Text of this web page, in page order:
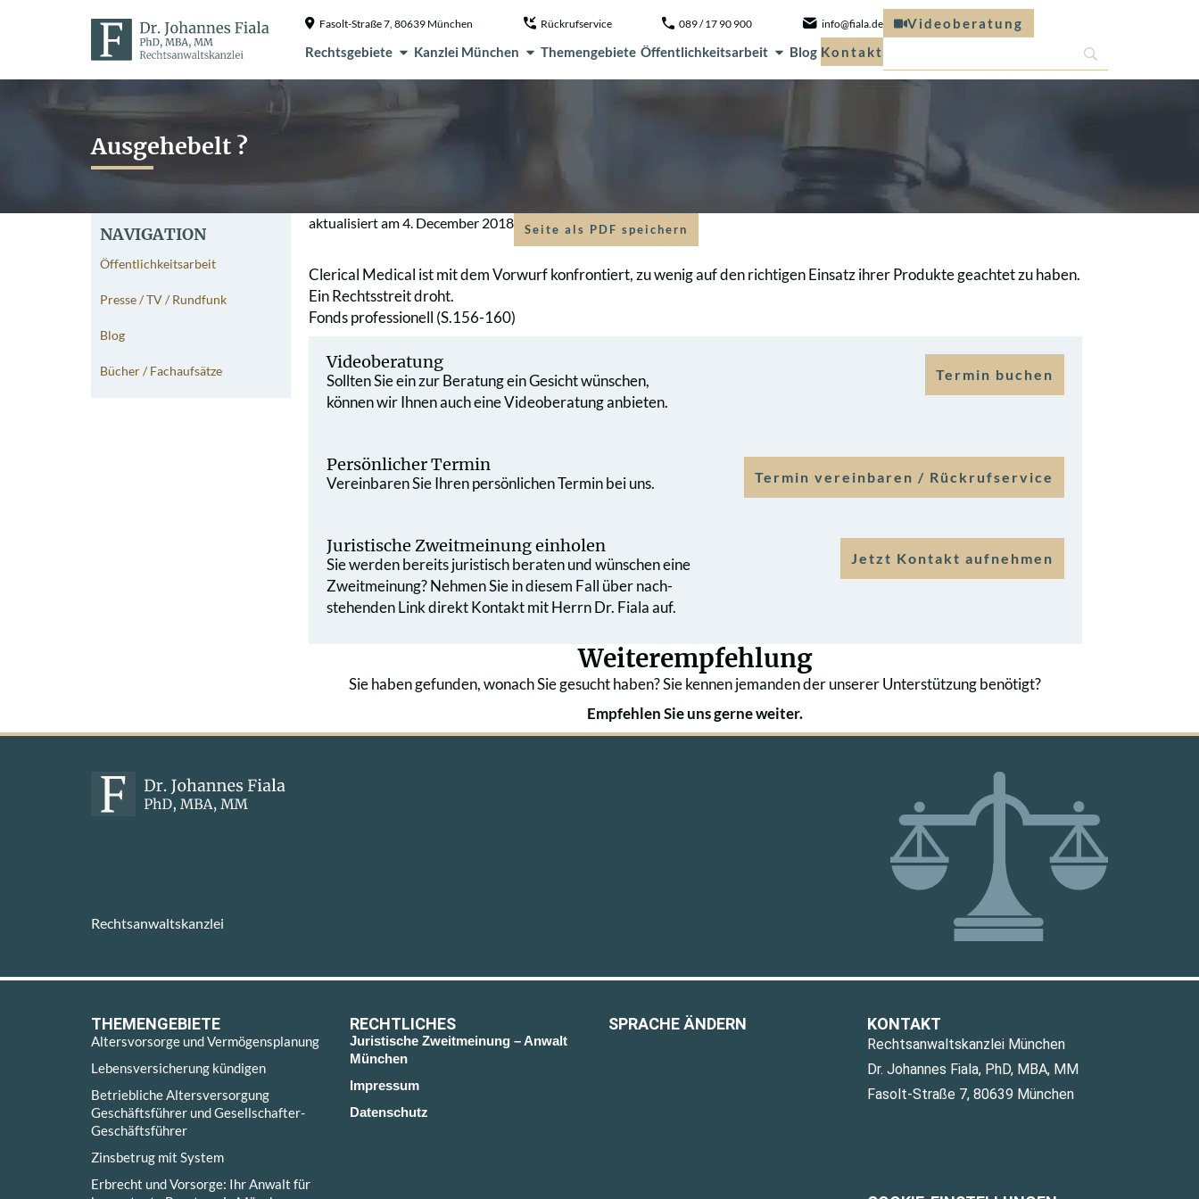
Fasolt-Straße 7, 80639 München Rückrufservice 089 / 17 90 900 info@fiala.de
Rechtsgebiete Kanzlei München Themengebiete Öffentlichkeitsarbeit Blog Kontakt
Videoberatung
Ausgehebelt ?
NAVIGATION
Öffentlichkeitsarbeit
Presse / TV / Rundfunk
Blog
Bücher / Fachaufsätze
aktualisiert am4. December 2018 Seite als PDF speichern
Clerical Medical ist mit dem Vorwurf konfrontiert, zu wenig auf den richtigen Einsatz ihrer Produkte geachtet zu haben.
Ein Rechtsstreit droht.
Fonds professionell (S.156-160)
Videoberatung
Sollten Sie ein zur Beratung ein Gesicht wünschen,
können wir Ihnen auch eine Videoberatung anbieten.
Termin buchen
Persönlicher Termin
Vereinbaren Sie Ihren persönlichen Termin bei uns. Termin vereinbaren / Rückrufservice
Juristische Zweit­meinung einholen
Sie werden bereits juristisch beraten und wünschen eine
Zweit­meinung? Nehmen Sie in diesem Fall über nach­
stehenden Link direkt Kontakt mit Herrn Dr. Fiala auf.
Jetzt Kontakt aufnehmen
Weiterempfehlung
Sie haben gefunden, wonach Sie gesucht haben? Sie kennen jemanden der unserer Unterstützung benötigt?
Empfehlen Sie uns gerne weiter.
Rechtsanwaltskanzlei
THEMENGEBIETE
Altersvorsorge und Vermögensplanung
Lebensversicherung kündigen
Betriebliche Altersversorgung
Geschäftsführer und Gesellschafter-
Geschäftsführer
Zinsbetrug mit System
Erbrecht und Vorsorge: Ihr Anwalt für
RECHTLICHES
Juristische Zweitmeinung – Anwalt
München
Impressum
Datenschutz
SPRACHE ÄNDERN KONTAKT
Rechtsanwaltskanzlei München
Dr. Johannes Fiala, PhD, MBA, MM
Fasolt-Straße 7, 80639 München